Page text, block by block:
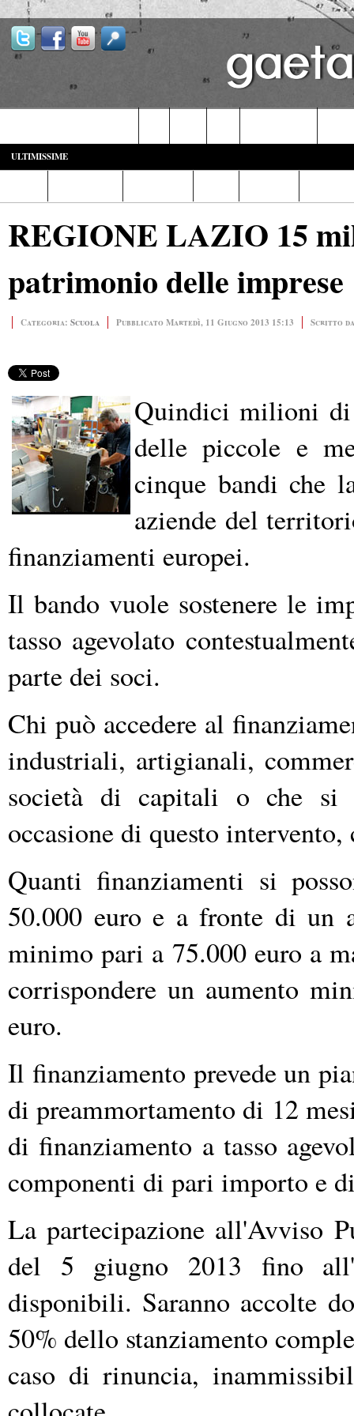
ULTIMISSIME
REGIONE LAZIO 15
patrimonio delle imprese
Categoria: Scuola Pubblicato Martedì, 11 Giugno 2013 15:13 Scritto
Quindici milioni di
delle piccole e
cinque bandi che
aziende del
finanziamenti europei.
Il bando vuole sostenere le
tasso agevolato
parte dei soci.
Chi può accedere al
industriali, artigianali,
società di capitali o che
occasione di questo
Quanti finanziamenti si
50.000 euro e a fronte di un
minimo pari a 75.000 euro a
corrispondere un aumento
euro.
Il finanziamento prevede un
di preammortamento di 12
di finanziamento a tasso
componenti di pari importo e
La partecipazione all'Avviso
del 5 giugno 2013 fino
disponibili. Saranno accolte
50% dello stanziamento
caso di rinuncia,